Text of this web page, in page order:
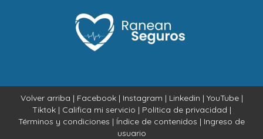
Volver arriba | Facebook| Instagram | Linkedin | YouTube|
Tiktok| Califica mi servicio | Política de privacidad |
Términos y condiciones | Índice de contenidos | Ingreso de
usuario